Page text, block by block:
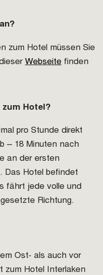
zum Hotel müssen Sie
Webseite finden
zum Hotel?
pro Stunde direkt
– 18 Minuten nach
an der ersten
Das Hotel befindet
fährt jede volle und
Richtung.
Ost- als auch vor
zum Hotel Interlaken